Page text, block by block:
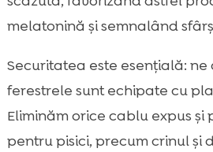
melatonină și semnalând
Securitatea este esențială:
ferestrele sunt echipate cu
Eliminăm orice cablu expus
pentru pisici, precum crinul și